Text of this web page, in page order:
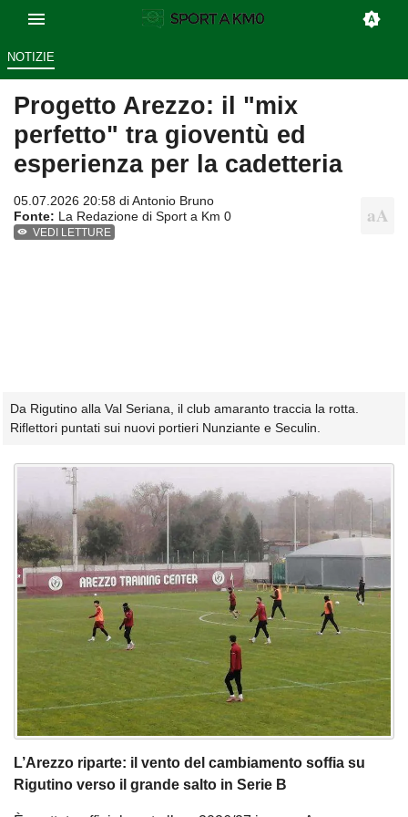
NOTIZIE
Progetto Arezzo: il "mix
perfetto" tra gioventù ed
esperienza per la cadetteria
05.07.2026 20:58 diAntonio Bruno
Fonte: La Redazione di Sport a Km 0
VEDI LETTURE
Da Rigutino alla Val Seriana, il club amaranto traccia la rotta.
Riflettori puntati sui nuovi portieri Nunziante e Seculin.
L’Arezzo riparte: il vento del cambiamento soffia su
Rigutino verso il grande salto in Serie B